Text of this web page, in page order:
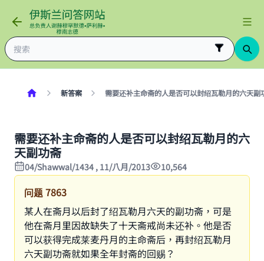
新答案 需要还补主命斋的人是否可以封绍瓦勒月的六天副
需要还补主命斋的人是否可以封绍瓦勒月的六
天副功斋
04/Shawwal/1434 , 11/八月/2013 10,564
问题7863
某人在斋月以后封了绍瓦勒月六天的副功斋，可是
他在斋月里因故缺失了十天斋戒尚未还补。他是否
可以获得完成莱麦丹月的主命斋后，再封绍瓦勒月
六天副功斋就如果全年封斋的回赐？